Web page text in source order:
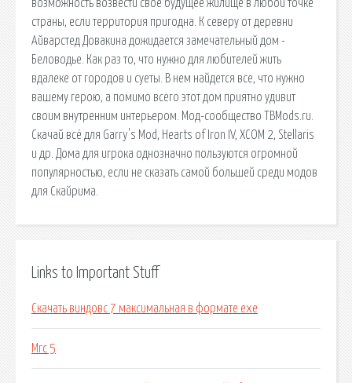
возможность возвести свое будущее жилище в любой точке
страны, если территория пригодна. К северу от деревни
Айварстед Довакина дожидается замечательный дом -
Беловодье. Как раз то, что нужно для любителей жить
вдалеке от городов и суеты. В нем найдется все, что нужно
вашему герою, а помимо всего этот дом приятно удивит
своим внутренним интерьером. Мод-сообщество TBMods.ru.
Скачай всё для Garry's Mod, Hearts of Iron IV, XCOM 2, Stellaris
и др. Дома для игрока однозначно пользуются огромной
популярностью, если не сказать самой большей среди модов
для Скайрима.
Links to Important Stuff
Скачать виндовс 7 максимальная в формате exe
Мгс 5